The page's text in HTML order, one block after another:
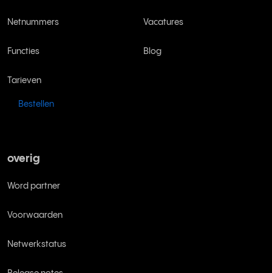
Netnummers
Functies
Tarieven
Bestellen
Vacatures
Blog
overig
Word partner
Voorwaarden
Netwerkstatus